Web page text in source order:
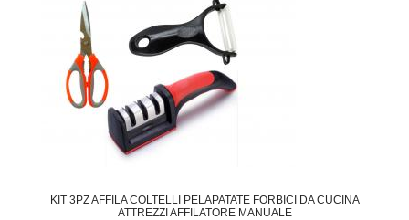
KIT 3PZ AFFILA COLTELLI PELAPATATE FORBICI DA CUCINA
ATTREZZI AFFILATORE MANUALE